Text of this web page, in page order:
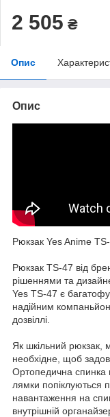
2 505 ₴
Опис
Опис
Рюкзак Yes Anime
Рюкзак TS-47 від
рішеннями та
Yes TS-47 є
надійним
дозвіллі.
Як шкільний рюкзак,
необхідне, щоб
Ортопедична спинка
лямки попіклуються
навантаження на
внутрішній